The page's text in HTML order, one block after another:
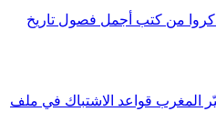
من كتب أجمل فصول تاريخ
المغرب قواعد الاشتباك في ملف